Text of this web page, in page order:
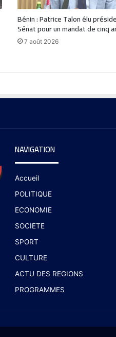
Bénin : Patrice Talon élu
Sénat pour un mandat de cinq
7 août 2026
NAVIGATION
Accueil
POLITIQUE
ECONOMIE
SOCIETE
SPORT
CULTURE
ACTU DES REGIONS
PROGRAMMES